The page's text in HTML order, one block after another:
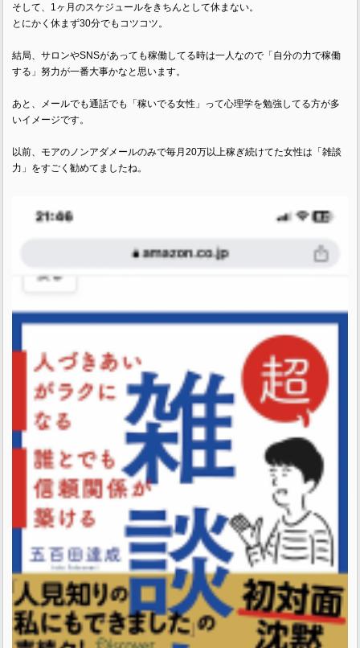
そして、1ヶ月のスケジュールをきちんとして休まない。
とにかく休まず30分でもコツコツ。
結局、サロンやSNSがあっても稼働してる時は一人なので「自分の力で稼働
する」努力が一番大事かなと思います。
あと、メールでも通話でも「稼いでる女性」って心理学を勉強してる方が多
いイメージです。
以前、モアのノンアダメールのみで毎月20万以上稼ぎ続けてた女性は「雑談
力」をすごく勧めてましたね。